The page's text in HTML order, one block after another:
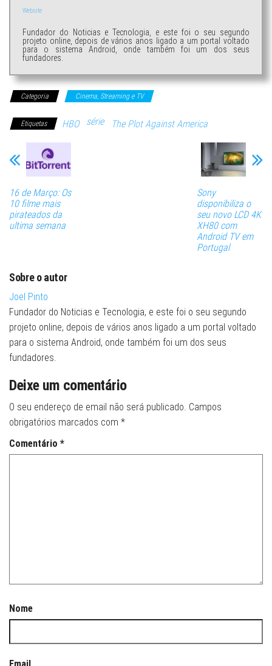
Website
Fundador do Noticias e Tecnologia, e este foi o seu segundo
projeto online, depois de vários anos ligado a um portal voltado
para o sistema Android, onde também foi um dos seus
fundadores.
Categoria Cinema, Streaming e TV
Etiquetas HBO série The Plot Against America
16 de Março: Os
10 filme mais
pirateados da
ultima semana
Sony
disponibiliza o
seu novo LCD 4K
XH80 com
Android TV em
Portugal
Sobre o autor
Joel Pinto
Fundador do Noticias e Tecnologia, e este foi o seu segundo
projeto online, depois de vários anos ligado a um portal voltado
para o sistema Android, onde também foi um dos seus
fundadores.
Deixe um comentário
O seu endereço de email não será publicado. Campos
obrigatórios marcados com *
Comentário *
Nome